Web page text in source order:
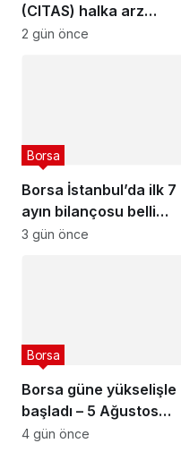
(CITAS) halka arz
tarihleri açıklandı
2 gün önce
Borsa İstanbul’da ilk 7
ayın bilançosu belli
oldu
Borsa
3 gün önce
Borsa güne yükselişle
başladı – 5 Ağustos
2026
Borsa
4 gün önce